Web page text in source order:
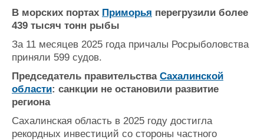
В морских портах Приморья перегрузили более
439 тысяч тонн рыбы
За 11 месяцев 2025 года причалы Росрыболовства
приняли 599 судов.
Председатель правительства Сахалинской
области: санкции не остановили развитие
региона
Сахалинская область в 2025 году достигла
рекордных инвестиций со стороны частного